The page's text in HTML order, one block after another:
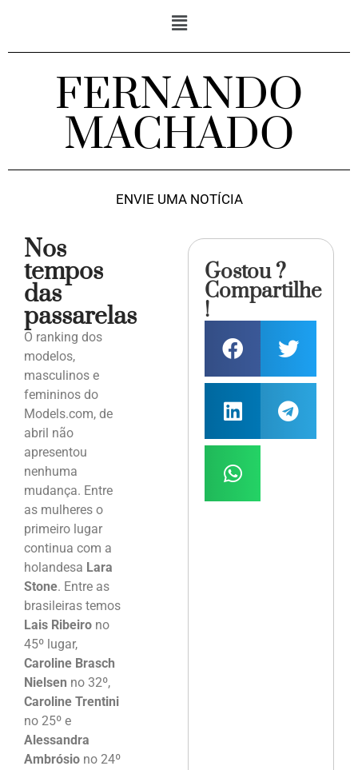
FERNANDO
MACHADO
ENVIE UMA NOTÍCIA
Nos
tempos
das
passarelas
O ranking dos
modelos,
masculinos e
femininos do
Models.com, de
abril não
apresentou
nenhuma
mudança. Entre
as mulheres o
primeiro lugar
continua com a
holandesa Lara
Stone. Entre as
brasileiras temos
Lais Ribeiro no
45º lugar,
Caroline Brasch
Nielsen no 32º,
Caroline Trentini
no 25º e
Alessandra
Ambrósio no 24º
Gostou ?
Compartilhe
!